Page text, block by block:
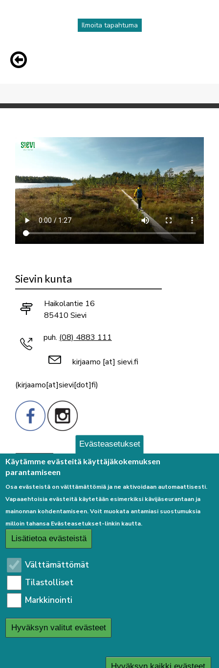
Ilmoita tapahtuma
Sievin kunta
Haikolantie 16
85410 Sievi
puh. (08) 4883 111
kirjaamo [at] sievi.fi
(kirjaamo[at]sievi[dot]fi)
Palaute
Linkkejä
Etusivulle
Kirjaudu sisään
Saavutettavuusseloste
Sivukartta
Tietosuojaseloste
Kirjaudu sisään
Evästeasetukset
Käytämme evästeitä käyttäjäkokemuksen
parantamiseen
Osa evästeistä on välttämättömiä ja ne aktivoidaan automaattisesti.
Vapaaehtoisia evästeitä käytetään esimerkiksi kävijäseurantaan ja
mainonnan kohdentamiseen. Voit muokata antamiasi suostumuksia
milloin tahansa Evästeasetukset-linkin kautta.
Lisätietoa evästeistä
Välttämättömät
Tilastolliset
Markkinointi
Hyväksyn valitut evästeet